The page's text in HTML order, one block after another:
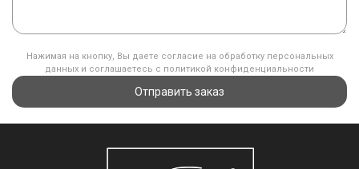
Нажимая на кнопку, Вы даете согласие на обработку персональных
данных и соглашаетесь с политикой конфиденциальности
Отправить заказ